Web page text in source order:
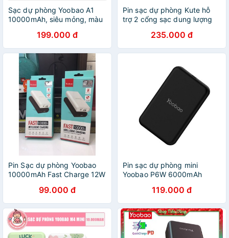
Sạc dự phòng Yoobao A1
10000mAh, siêu mỏng, màu
199.000 đ
Pin sạc dự phòng Kute hỗ
trợ 2 cổng sạc dung lượng
YooBao P10W235.000 đ
Pin Sạc dự phòng Yoobao
10000mAh Fast Charge 12W
hành 12 tháng99.000 đ
Pin sạc dự phòng mini
Yoobao P6W 6000mAh
119.000 đ